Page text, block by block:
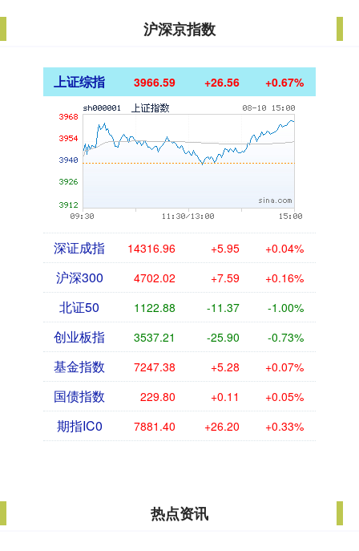
沪深京指数
上证综指 3966.59 +26.56 +0.67%
深证成指 14316.96 +5.95 +0.04%
沪深300 4702.02 +7.59 +0.16%
北证50 1122.88 -11.37 -1.00%
创业板指 3537.21 -25.90 -0.73%
基金指数 7247.38 +5.28 +0.07%
国债指数 229.80 +0.11 +0.05%
期指IC0 7881.40 +26.20 +0.33%
热点资讯